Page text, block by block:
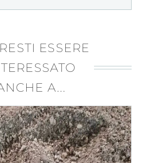
ESSERE
A...